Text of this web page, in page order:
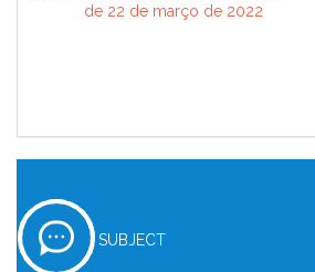
de 22 de março de 2022
SUBJECT